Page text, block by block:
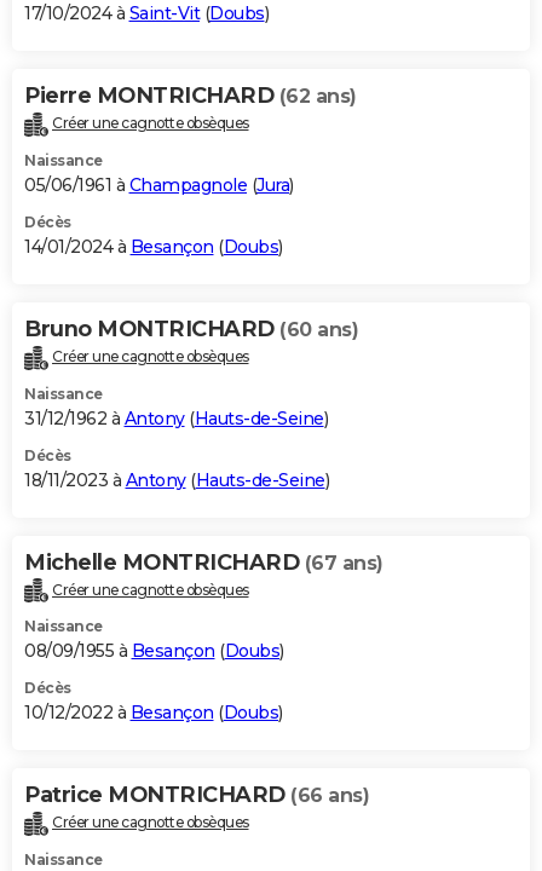
S'inscrire
Se connecter
Lycées
Collèges
Primaires
Universités
Entreprises
Service militaire
Avis de recherche
AVIS DE DÉCÈS
Bricolage
Lifestyle
Culture
Sport
Auto
Television
Voyage
Cinema
17/10/2024 à Saint-Vit(Doubs)
Pierre MONTRICHARD (62 ans)
Créer une cagnotte obsèques
Naissance
05/06/1961 à Champagnole (Jura)
Décès
14/01/2024 à Besançon (Doubs)
Bruno MONTRICHARD (60 ans)
Créer une cagnotte obsèques
Naissance
31/12/1962 à Antony(Hauts-de-Seine)
Décès
18/11/2023 à Antony(Hauts-de-Seine)
Michelle MONTRICHARD (67 ans)
Créer une cagnotte obsèques
Naissance
08/09/1955 à Besançon (Doubs)
Décès
10/12/2022 à Besançon (Doubs)
Patrice MONTRICHARD (66 ans)
Créer une cagnotte obsèques
Naissance